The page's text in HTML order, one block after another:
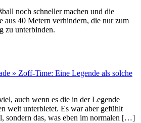
noch schneller machen und die
aus 40 Metern verhindern, die nur zum
zu unterbinden.
» Zoff-Time: Eine Legende als solche
auch wenn es die in der Legende
weit unterbietet. Es war aber gefühlt
sondern das, was eben im normalen […]